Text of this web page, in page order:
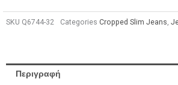
SKU Q6744-32 Categories Cropped Slim Jeans,
Περιγραφή